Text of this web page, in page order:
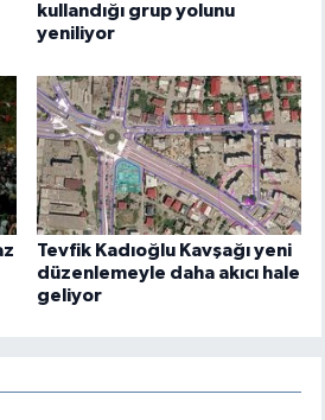
kullandığı grup yolunu
yeniliyor
Tevfik Kadıoğlu Kavşağı yeni
düzenlemeyle daha akıcı hale
geliyor